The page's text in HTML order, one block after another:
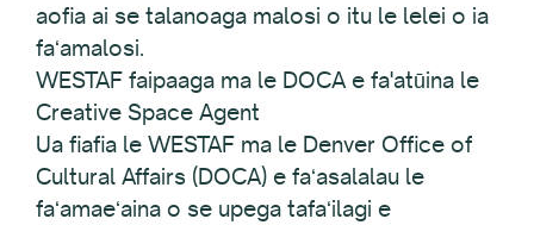
aofia ai se talanoaga malosi o itu le lelei o ia
faʻamalosi.
WESTAF faipaaga ma le DOCA e fa'atūina le
Creative Space Agent
Ua fiafia le WESTAF ma le Denver Office of
Cultural Affairs (DOCA) e faʻasalalau le
faʻamaeʻaina o se upega tafaʻilagi e